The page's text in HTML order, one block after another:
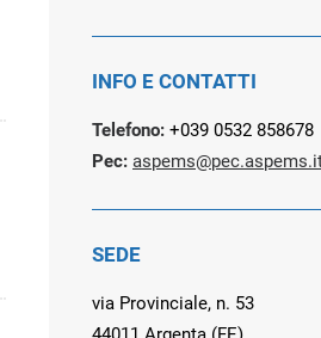
INFO E CONTATTI
Telefono: +039 0532 858678
Pec:
SEDE
via Provinciale, n. 53